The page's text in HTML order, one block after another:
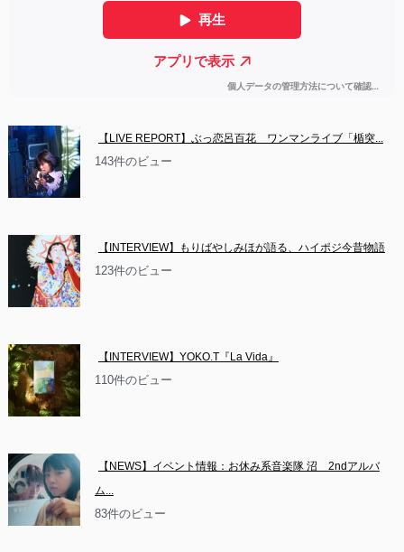
【LIVE REPORT】ぶっ恋呂百花　ワンマンライブ「楯突...
143件のビュー
【INTERVIEW】もりばやしみほが語る、ハイポジ今昔物語
123件のビュー
【INTERVIEW】YOKO.T『La Vida』
110件のビュー
【NEWS】イベント情報：お休み系音楽隊 沼　2ndアルバ
ム...
83件のビュー